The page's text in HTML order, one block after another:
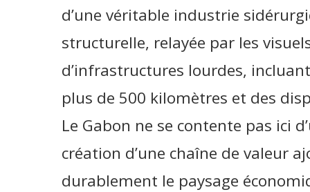
d’une véritable industrie
structurelle, relayée par les
d’infrastructures lourdes,
plus de 500 kilomètres et des
Le Gabon ne se contente pas ici
création d’une chaîne de valeur
durablement le paysage